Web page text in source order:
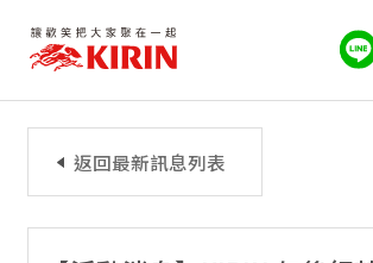
返回最新訊息列表